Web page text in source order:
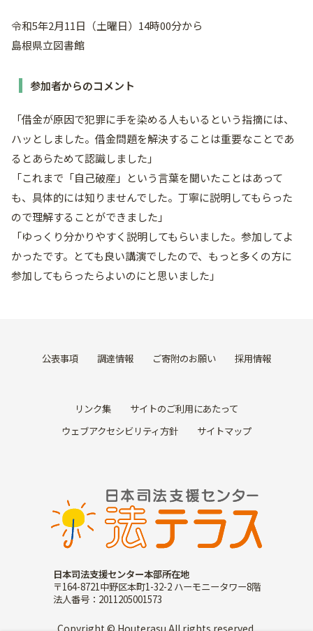
令和5年2月11日（土曜日）14時00分から
島根県立図書館
参加者からのコメント
「借金が原因で犯罪に手を染める人もいるという指摘には、
ハッとしました。借金問題を解決することは重要なことであ
るとあらためて認識しました」
「これまで「自己破産」という言葉を聞いたことはあって
も、具体的には知りませんでした。丁寧に説明してもらった
ので理解することができました」
「ゆっくり分かりやすく説明してもらいました。参加してよ
かったです。とても良い講演でしたので、もっと多くの方に
参加してもらったらよいのにと思いました」
公表事項 調達情報 ご寄附のお願い 採用情報
リンク集
サイトのご利用にあたって
ウェブアクセシビリティ方針
サイトマップ
日本司法支援センター本部所在地
〒164-8721中野区本町1-32-2 ハーモニータワー8階
法人番号：2011205001573
Copyright © Houterasu All rights reserved.